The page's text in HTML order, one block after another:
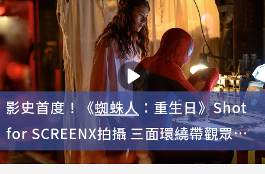
影史首度！《蜘蛛人 ：重生日》Shot
for SCREENX拍攝 三面環繞帶觀眾
「飛越紐約」